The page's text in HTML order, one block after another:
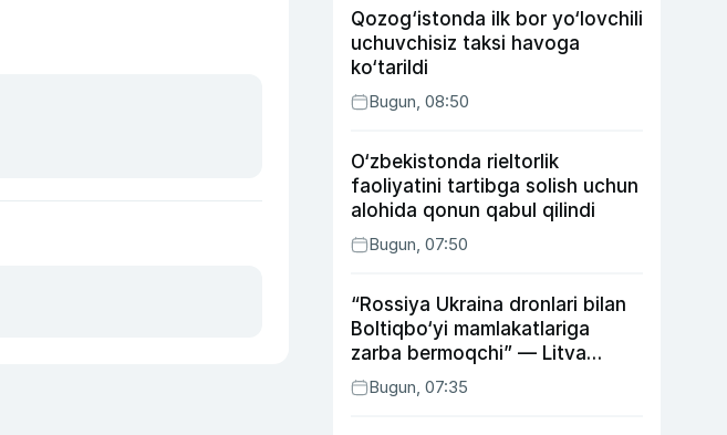
Qozog‘istonda ilk bor yo‘lovchili
uchuvchisiz taksi havoga
ko‘tarildi
Bugun, 08:50
O‘zbekistonda rieltorlik
faoliyatini tartibga solish uchun
alohida qonun qabul qilindi
Bugun, 07:50
“Rossiya Ukraina dronlari bilan
Boltiqbo‘yi mamlakatlariga
zarba bermoqchi” — Litva
mudofaa vaziri
Bugun, 07:35